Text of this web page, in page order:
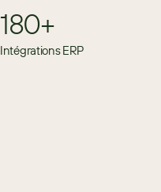
180+
Intégrations ERP